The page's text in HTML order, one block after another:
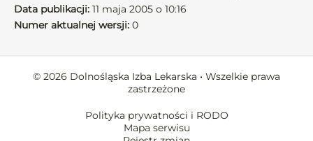
Data publikacji: 11 maja 2005 o 10:16
Numer aktualnej wersji: 0
© 2026 Dolnośląska Izba Lekarska • Wszelkie prawa
zastrzeżone
Polityka prywatności i RODO
Mapa serwisu